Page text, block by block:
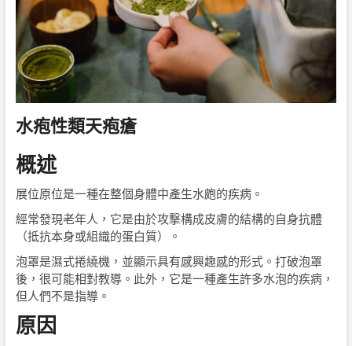
水疱性類天疱瘡
概述
展位原位是一種在整個身體中產生水皰的疾病。
經常發現老年人，它是由於攻擊構成皮膚的結構的自身抗體
（抵抗本身或組織的蛋白質）。
泡罩是濕式捲繞機，並顯示具有感興趣感的形式。打破泡罩
後，很可能相對教導。此外，它是一種產生許多水泡的疾病，
但人們不是指導。
原因